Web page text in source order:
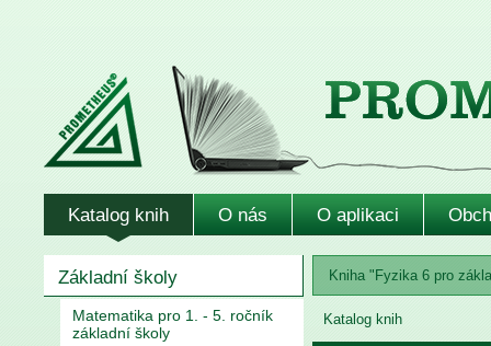
Katalog knih O nás O aplikaci
Základní školy
Matematika pro 1. - 5. ročník
základní školy
Kniha "Fyzika 6 pro
Katalog knih